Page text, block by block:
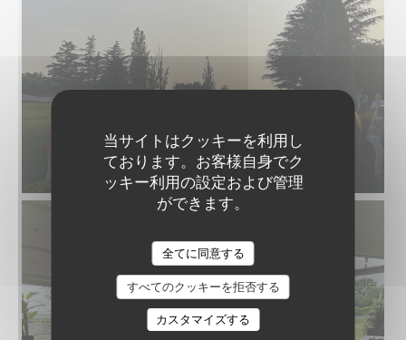
当サイトはクッキーを利用し
ております。お客様自身でク
ッキー利用の設定および管理
ができます。
全てに同意する
すべてのクッキーを拒否する
カスタマイズする